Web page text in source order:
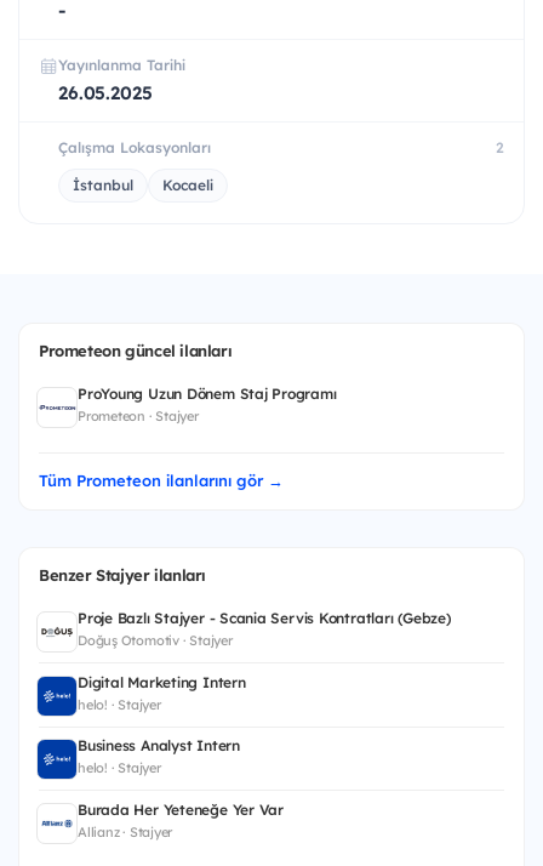
-
Yayınlanma Tarihi
26.05.2025
Çalışma Lokasyonları 2
İstanbul Kocaeli
Prometeon güncel ilanları
ProYoung Uzun Dönem Staj Programı
Prometeon · Stajyer
Tüm Prometeon ilanlarını gör →
Benzer Stajyer ilanları
Proje Bazlı Stajyer - Scania Servis Kontratları (Gebze)
Doğuş Otomotiv · Stajyer
Digital Marketing Intern
helo! · Stajyer
Business Analyst Intern
helo! · Stajyer
Burada Her Yeteneğe Yer Var
Allianz · Stajyer